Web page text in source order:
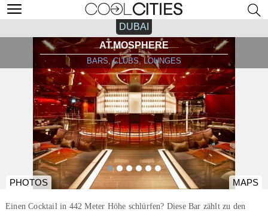
DUBAI
AT.MOSPHERE
BARS, CLUBS, LOUNGES
PHOTOS MAPS
Einen Cocktail in 442 Meter Höhe schlürfen? Diese Bar zählt zu den